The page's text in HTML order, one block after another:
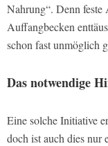
Nahrung“. Denn feste
Auffangbecken
schon fast unmöglich
Das notwendige
Eine solche Initiative
doch ist auch dies nur